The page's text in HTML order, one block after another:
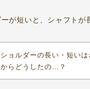
が短いと、シャフトが
ショルダーの長い・短い
からどうしたの…？